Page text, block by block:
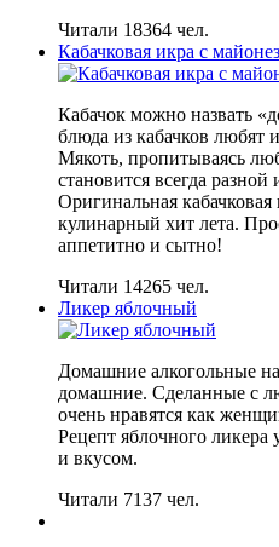
Читали 18364 чел.
Кабачковая икра с
Кабачок можно назвать
блюда из кабачков любят
Мякоть, пропитываясь
становится всегда
Оригинальная
кулинарный хит лета.
аппетитно и сытно!
Читали 14265 чел.
Ликер яблочный
Домашние алкогольные
домашние. Сделанные с
очень нравятся как
Рецепт яблочного ликера
и вкусом.
Читали 7137 чел.